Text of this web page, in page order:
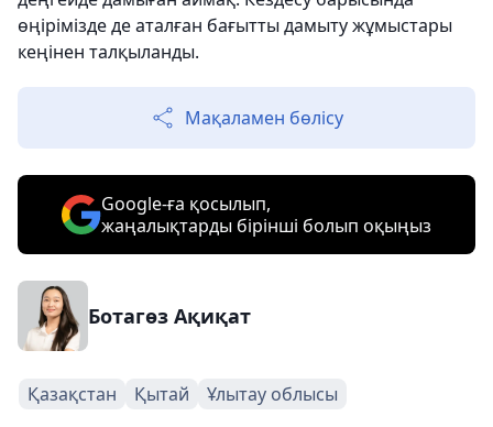
өңірімізде де аталған бағытты дамыту жұмыстары
кеңінен талқыланды.
Мақаламен бөлісу
Google-ға қосылып,
жаңалықтарды бірінші болып оқыңыз
Ботагөз Ақиқат
Қазақстан Қытай Ұлытау облысы